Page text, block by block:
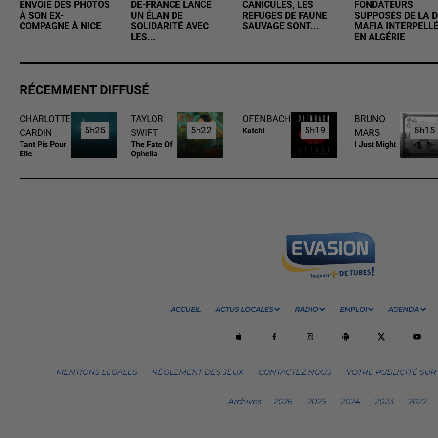
ENVOIE DES PHOTOS
À SON EX-
COMPAGNE À NICE
DE-FRANCE LANCE
UN ÉLAN DE
SOLIDARITÉ AVEC
LES...
CANICULES, LES
REFUGES DE FAUNE
SAUVAGE SONT...
FONDATEURS
SUPPOSÉS DE LA
MAFIA INTERPELLÉ
EN ALGÉRIE
RÉCEMMENT DIFFUSÉ
CHARLOTTE
CARDIN
Tant Pis Pour
Elle
5h25
5h25
TAYLOR
SWIFT
The Fate Of
Ophelia
5h22
5h22
OFENBACH
Katchi 5h19
5h19
BRUNO
MARS
I Just Might
5h15
5h15
ACCUEIL ACTUS LOCALES RADIO EMPLOI AGENDA
MENTIONS LEGALES RÈGLEMENT DES JEUX CONTACTEZ NOUS VOTRE PUBLICITÉ
Archives 2026 2025 2024 2023 2022